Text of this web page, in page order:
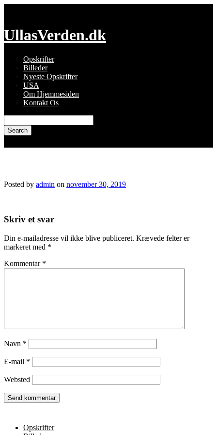
UllasVerden.dk
Opskrifter
Billeder
Nyeste Opskrifter
USA
Om Hjemmesiden
Kontakt Os
for:
Posted by admin on november 30, 2019
Skriv et svar
Din e-mailadresse vil ikke blive publiceret. Krævede felter er
markeret med *
Kommentar *
Navn *
E-mail *
Websted
Opskrifter